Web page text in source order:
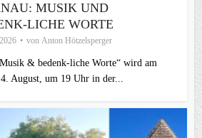
MUSIK UND
LICHE WORTE
von Anton Hötzelsperger
& bedenk-liche Worte“ wird am
August, um 19 Uhr in der...